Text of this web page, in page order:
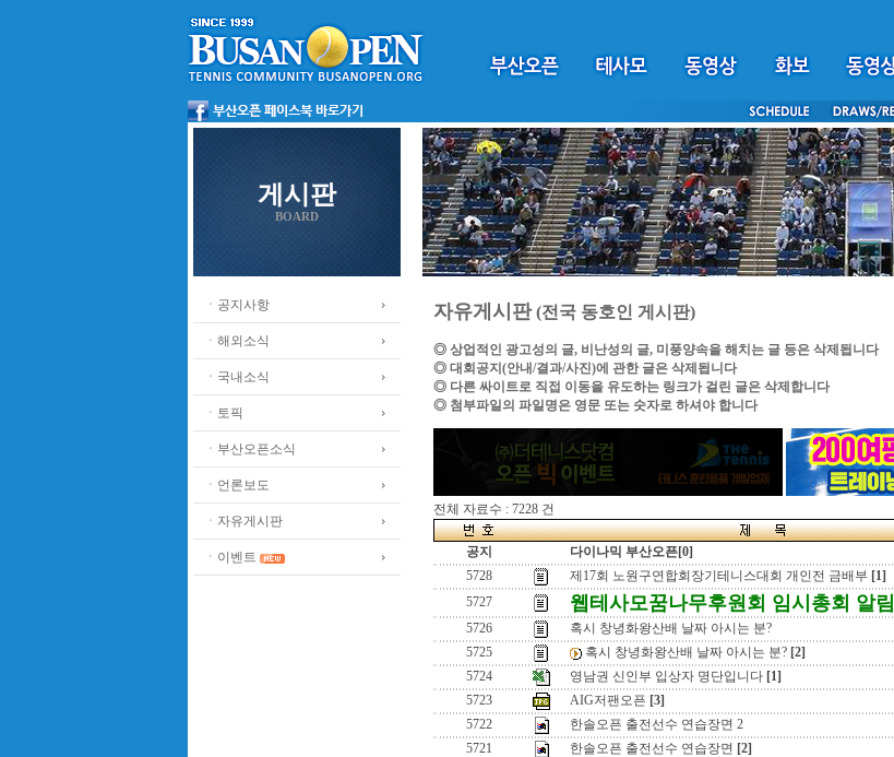
게시판
BOARD
ㆍ공지사항
ㆍ해외소식
ㆍ국내소식
ㆍ토픽
ㆍ부산오픈소식
ㆍ언론보도
ㆍ자유게시판
ㆍ이벤트
자유게시판(전국 동호인 게시판)
◎ 상업적인 광고성의 글, 비난성의 글, 미풍양속을 해치는 글 등은 삭제됩니다
◎ 대회공지(안내/결과/사진)에 관한 글은 삭제됩니다
◎ 다른 싸이트로 직접 이동을 유도하는 링크가 걸린 글은 삭제합니다
◎ 첨부파일의 파일명은 영문 또는 숫자로 하셔야 합니다
전체 자료수 : 7228 건
공지 다이나믹 부산오픈[0]
5728
제17회 노원구연합회장기테니스대회 개인전 금배부 [1]
5727
웹테사모꿈나무후원회 임시총회 알림
5726
혹시 창녕화왕산배 날짜 아시는 분?
5725
혹시 창녕화왕산배 날짜 아시는 분? [2]
5724
영남권 신인부 입상자 명단입니다 [1]
5723
AIG저팬오픈 [3]
5722
한솔오픈 출전선수 연습장면 2
5721
한솔오픈 출전선수 연습장면 [2]